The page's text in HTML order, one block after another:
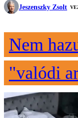
Jeszenszky Zsolt
Nem
"valódi